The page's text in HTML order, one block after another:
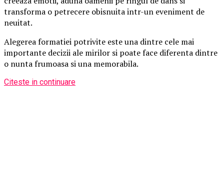
transforma o petrecere obisnuita intr-un eveniment de
neuitat.
Alegerea formatiei potrivite este una dintre cele mai
importante decizii ale mirilor si poate face diferenta dintre
o nunta frumoasa si una memorabila.
Citeste in continuare